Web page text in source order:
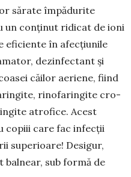
sărate împădurite
un conținut ridicat de ioni
eficiente în afecțiunile
dezinfectant și
căilor aeriene, fiind
rinofaringite cro­
atro­fice. Acest
copiii care fac infecții
superioare! Desigur,
sub formă de